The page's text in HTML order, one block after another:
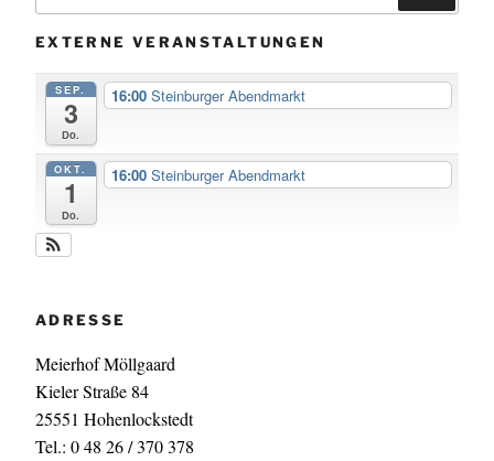
EXTERNE VERANSTALTUNGEN
SEP.
3
Do.
16:00 Steinburger Abendmarkt
OKT.
1
Do.
16:00 Steinburger Abendmarkt
ADRESSE
Meierhof Möllgaard
Kieler Straße 84
25551 Hohenlockstedt
Tel.: 0 48 26 / 370 378